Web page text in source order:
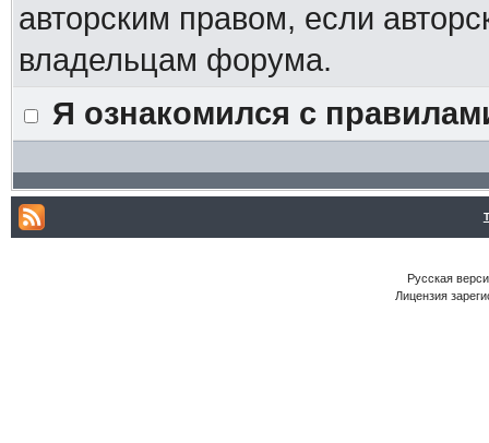
авторским правом, если
владельцам форума.
Я ознакомился с
Русская
Лицензия